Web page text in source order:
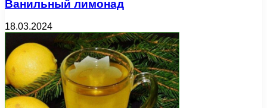
Ванильный лимонад
18.03.2024